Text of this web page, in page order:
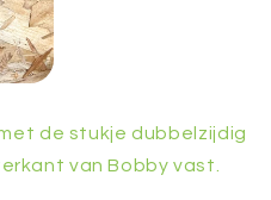
de stukje dubbelzijdig
van Bobby vast.